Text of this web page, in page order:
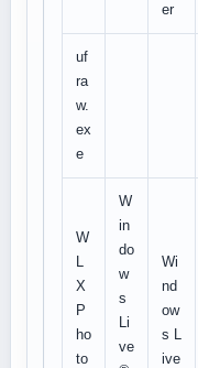
er
uf
ra
w.
ex
e
W
L
X
P
ho
to
W
in
do
w
s
Li
ve
Wi
nd
ow
s L
ive